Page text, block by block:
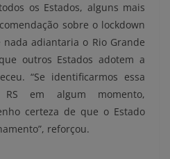
os Estados, alguns mais
sobre o lockdown
adiantaria o Rio Grande
outros Estados adotem a
“Se identificarmos essa
em algum momento,
certeza de que o Estado
reforçou.